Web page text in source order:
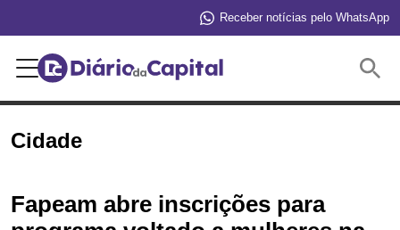
Receber notícias pelo WhatsApp
Cidade
Fapeam abre inscrições para